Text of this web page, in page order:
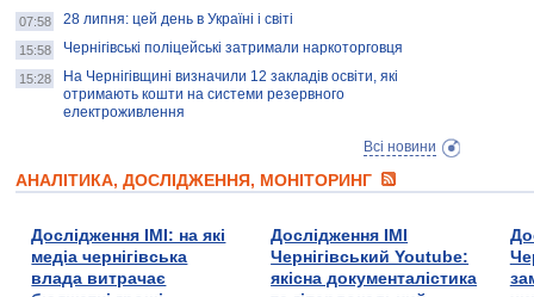
07:58 28 липня: цей день в Україні і світі
15:58 Чернігівські поліцейські затримали наркоторговця
15:28
На Чернігівщині визначили 12 закладів освіти, які
отримають кошти на системи резервного
електроживлення
Всі новини
АНАЛІТИКА, ДОСЛІДЖЕННЯ, МОНІТОРИНГ
Дослідження ІМІ: на які
медіа чернігівська
влада витрачає
Дослідження ІМІ
Чернігівський Youtube:
якісна документалістика